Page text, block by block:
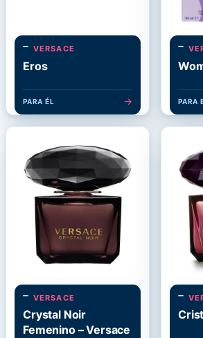
VERSACE
Eros
PARA ÉL → PARA
VERSACE
Crystal Noir
Femenino – Versace